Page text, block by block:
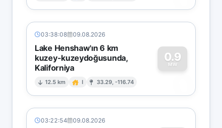
03:38:08 09.08.2026
Lake Henshaw'ın 6 km
kuzey-kuzeydoğusunda,
Kaliforniya
12.5 km I 33.29, -116.74
0.9
MW
0
03:22:54 09.08.2026